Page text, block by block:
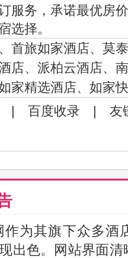
服务，承诺最优房
选择。
首旅如家酒店、莫
店、派柏云酒店、
家精选酒店、如家
| 百度收录 | 友
作为其旗下众多酒
出色。网站界面